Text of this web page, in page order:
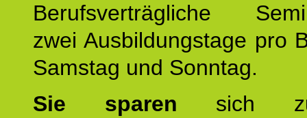
Berufsverträgliche
zwei Ausbildungstage pro
Samstag und Sonntag.
Sie sparen sich